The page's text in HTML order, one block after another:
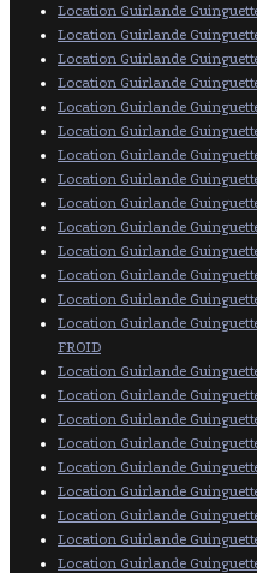
Location Guirlande
Location Guirlande
Location Guirlande
Location Guirlande
Location Guirlande
Location Guirlande
Location Guirlande
Location Guirlande
Location Guirlande
Location Guirlande
Location Guirlande
Location Guirlande
Location Guirlande
Location Guirlande
FROID
Location Guirlande
Location Guirlande
Location Guirlande
Location Guirlande
Location Guirlande
Location Guirlande
Location Guirlande
Location Guirlande
Location Guirlande